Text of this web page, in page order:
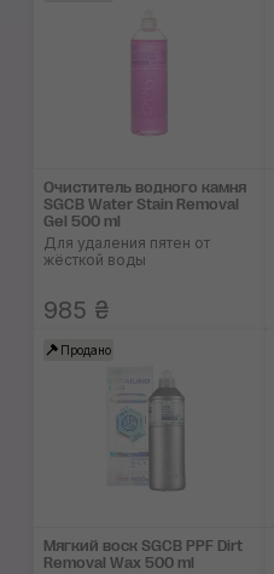
Очиститель водного камня
SGCB Water Stain Removal
Gel 500 ml
Для удаления пятен от
жёсткой воды
985 ₴
Продано
Мягкий воск SGCB PPF Dirt
Removal Wax 500 ml